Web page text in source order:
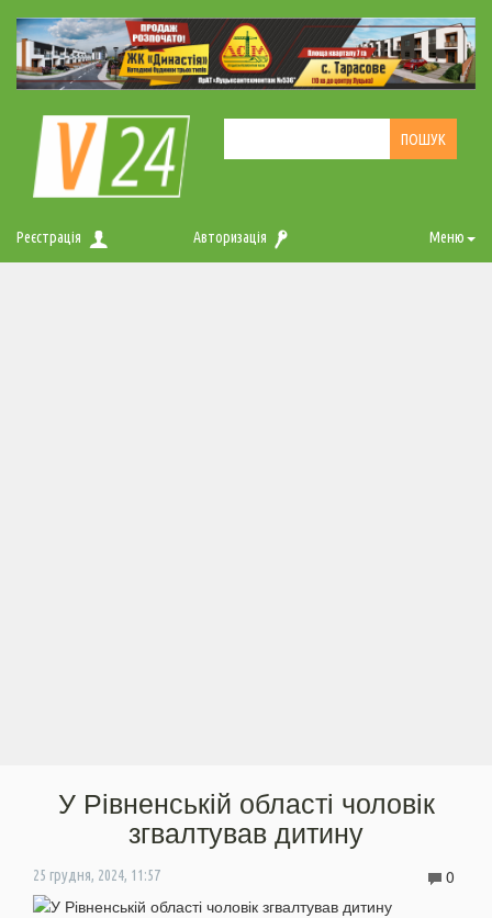
Реєстрація Авторизація Меню
У Рівненській області чоловік
згвалтував дитину
25 грудня, 2024, 11:57 0